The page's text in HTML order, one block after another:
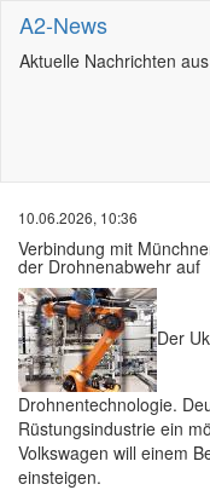
A2-News
Aktuelle Nachrichten
10.06.2026, 10:36
Verbindung mit
der Drohnenabwehr auf
Der
Drohnentechnologie.
Rüstungsindustrie ein
Volkswagen will einem
einsteigen.